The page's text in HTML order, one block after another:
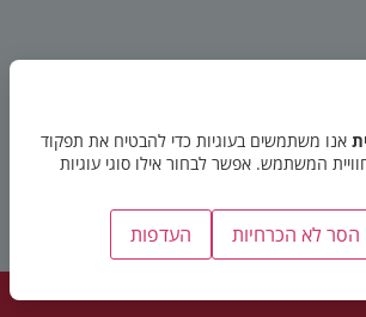
אנו משתמשים בעוגיות כדי להבטיח את תפקוד
המשתמש. אפשר לבחור אילו סוגי עוגיות
הסר לא הכרחיות העדפות